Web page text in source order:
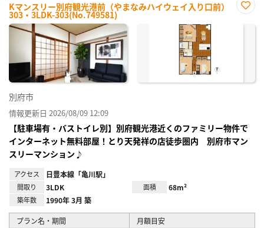
Kマンスリー別府観光港前（やまなみハイウェイ入り口前）
303・3LDK-303(No.749581)
に入
別府市
情報更新日 2026/08/09 12:09
【駐車場有・バストイレ別】別府観光港近くのファミリー物件で
インターネット無料部屋！とり天発祥の店徒歩圏内 別府市マン
スリーマンション♪
アクセス 日豊本線「亀川駅」
間取り 3LDK 面積 68m²
築年数 1990年 3月 築
プラン名・期間 月額目安